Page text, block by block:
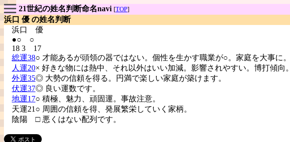
21世紀の姓名判断命名navi [TOP]
浜口 優 の姓名判断
浜口 優
●○ ○
18 3 17
総運38○ 才能あるが頭領の器ではない。個性を生かす職業が○。家庭を大事に。
人運20× 好きな物には熱中、それ以外はいい加減。影響されやすい。博打傾向。
外運35◎ 大勢の信頼を得る。円満で楽しい家庭が築けます。
伏運37◎ 良い運数です。
地運17○ 積極、魅力、頑固運。事故注意。
天運21○ 周囲の信頼を得、発展繁栄していく家柄。
陰陽 □ 悪くはない配列です。